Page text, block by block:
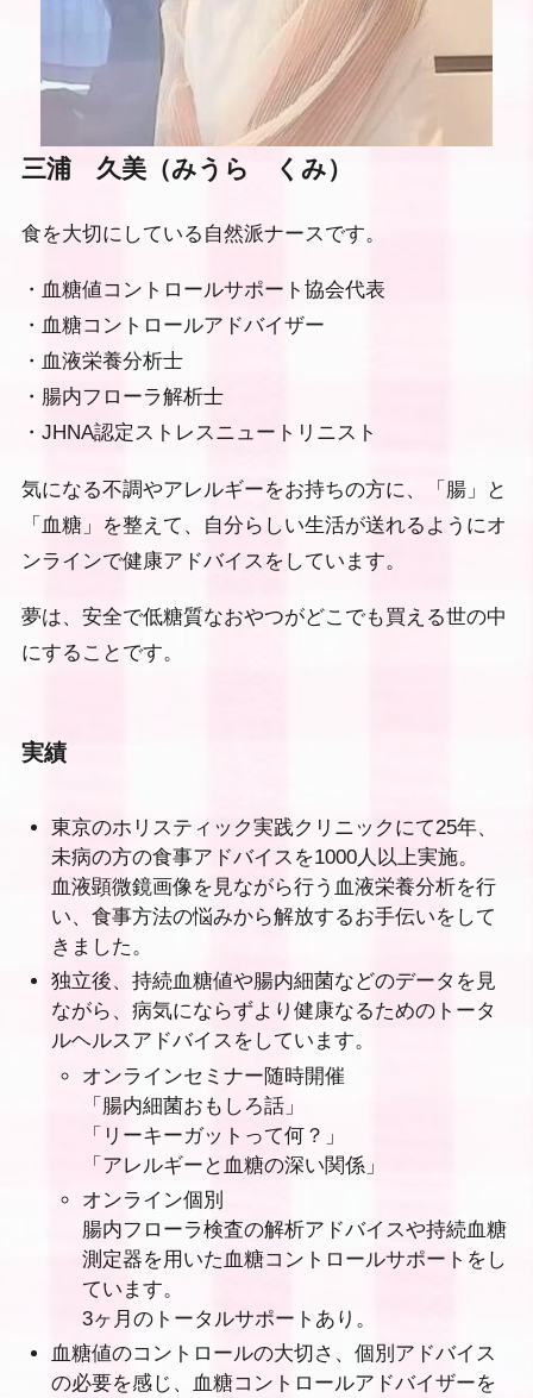
三浦 久美（みうら くみ）
食を大切にしている自然派ナースです。
・血糖値コントロールサポート協会代表
・血糖コントロールアドバイザー
・血液栄養分析士
・腸内フローラ解析士
・JHNA認定ストレスニュートリニスト
気になる不調やアレルギーをお持ちの方に、「腸」と
「血糖」を整えて、自分らしい生活が送れるようにオ
ンラインで健康アドバイスをしています。
夢は、安全で低糖質なおやつがどこでも買える世の中
にすることです。
実績
東京のホリスティック実践クリニックにて25年、
未病の方の食事アドバイスを1000人以上実施。
血液顕微鏡画像を見ながら行う血液栄養分析を行
い、食事方法の悩みから解放するお手伝いをして
きました。
独立後、持続血糖値や腸内細菌などのデータを見
ながら、病気にならずより健康なるためのトータ
ルヘルスアドバイスをしています。
オンラインセミナー随時開催
「腸内細菌おもしろ話」
「リーキーガットって何？」
「アレルギーと血糖の深い関係」
オンライン個別
腸内フローラ検査の解析アドバイスや持続血糖
測定器を用いた血糖コントロールサポートをし
ています。
3ヶ月のトータルサポートあり。
血糖値のコントロールの大切さ、個別アドバイス
の必要を感じ、血糖コントロールアドバイザーを